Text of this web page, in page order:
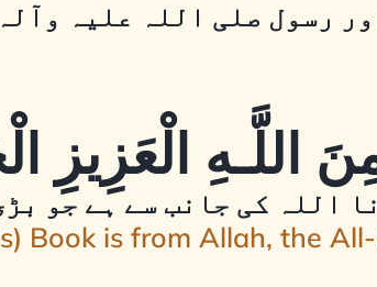
رسول صلی اللہ علیہ
اللہ کی جانب سے ہے جو
Book is from Allah, the